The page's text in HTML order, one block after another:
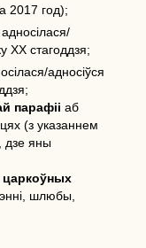
2017 год);
ХХ стагоддзя;
адносіўся
парафіі аб
(з указаннем
дзе яны
царкоўных
шлюбы,